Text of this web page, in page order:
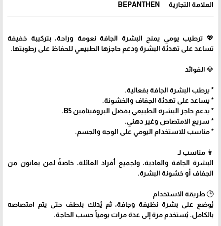
العلامة التجارية BEPANTHEN
💖 ترطيب يومي يمنح البشرة الجافة نعومة وراحة، بتركيبة خفيفة
تساعد على تهدئة البشرة ودعم حاجزها الطبيعي للحفاظ على رطوبتها.
💎 الفوائد
* يرطب البشرة الجافة بفعالية.
* يساعد على تهدئة الجفاف والخشونة.
* يدعم حاجز البشرة الطبيعي بفضل البروفيتامين B5.
* سريع الامتصاص وغير دهني.
* مناسب للاستخدام اليومي على الوجه والجسم.
👩 مناسب لـ
البشرة الجافة والعادية، ولجميع أفراد العائلة، خاصةً لمن يعانون من
الجفاف أو خشونة البشرة.
🕒 طريقة الاستخدام
يُوضع على بشرة نظيفة وجافة، ثم يُدلك بلطف حتى يتم امتصاصه
بالكامل. يُستخدم مرة إلى عدة مرات يومياً حسب الحاجة.